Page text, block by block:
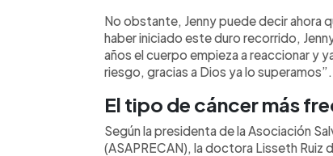
No obstante, Jenny puede decir ahora
haber iniciado este duro recorrido,
años el cuerpo empieza a reaccionar y
riesgo, gracias a Dios ya lo superamos”.
El tipo de cáncer más
Según la presidenta de la Asociación
(ASAPRECAN), la doctora Lisseth Ruiz